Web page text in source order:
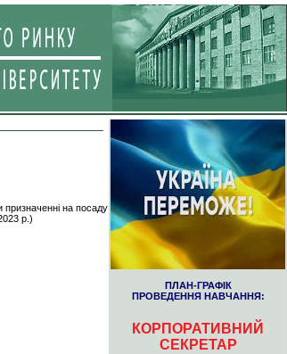
призначенні на посаду
р.)
ПЛАН-ГРАФІК
ПРОВЕДЕННЯ НАВЧАННЯ:
КОРПОРАТИВНИЙ
СЕКРЕТАР